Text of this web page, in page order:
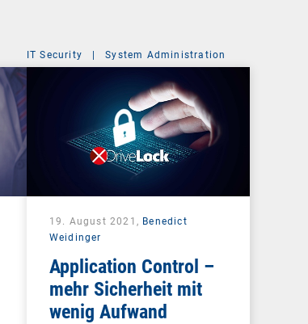
IT Security | System Administration
19. August 2021, Benedict
Weidinger
Application Control –
mehr Sicherheit mit
wenig Aufwand